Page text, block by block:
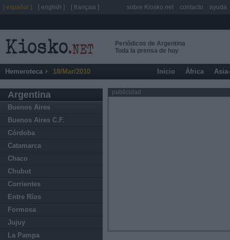
Periódicos de Argentina
Toda la prensa de hoy
Hemeroteca 18/Mar/2010 Inicio África
Argentina
Buenos Aires
Buenos Aires C.F.
Córdoba
Catamarca
Chaco
Chubut
Corrientes
Entre Ríos
Formosa
Jujuy
La Pampa
publicidad
[ español ] [ english ] [ français ] sobre Kiosko.net contacto ayuda